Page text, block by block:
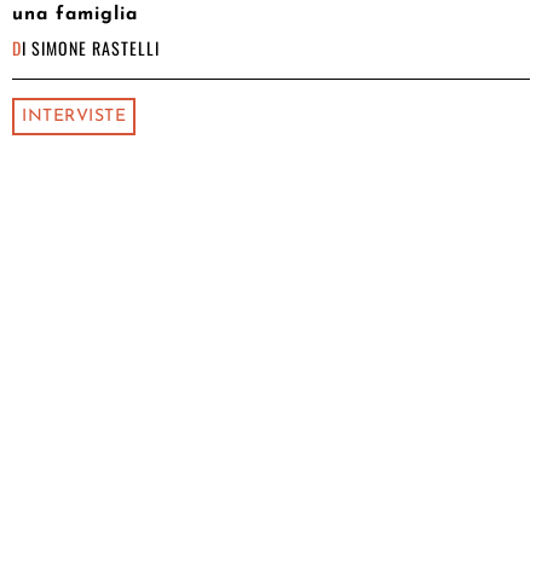
una famiglia
DI SIMONE RASTELLI
INTERVISTE